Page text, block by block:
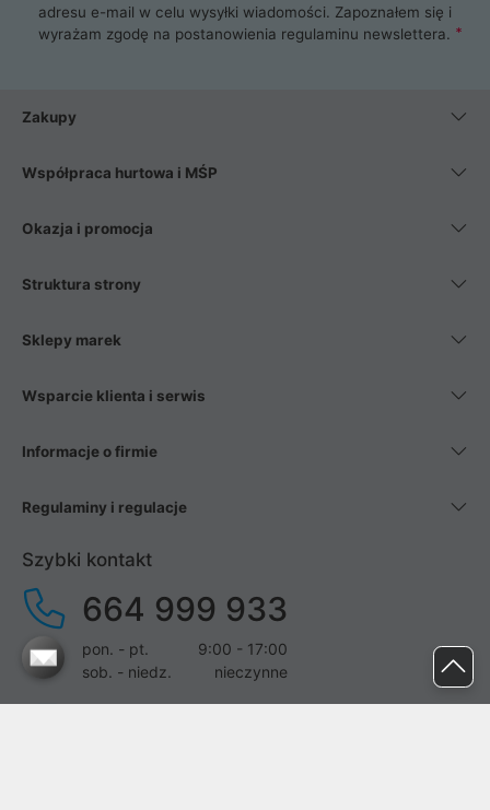
adresu e-mail w celu wysyłki wiadomości. Zapoznałem się i
wyrażam zgodę na postanowienia regulaminu newslettera.
Zakupy
Współpraca hurtowa i MŚP
Okazja i promocja
Struktura strony
Sklepy marek
Wsparcie klienta i serwis
Informacje o firmie
Regulaminy i regulacje
Szybki kontakt
664 999 933
pon. - pt.
9:00 - 17:00
sob. - niedz.
nieczynne